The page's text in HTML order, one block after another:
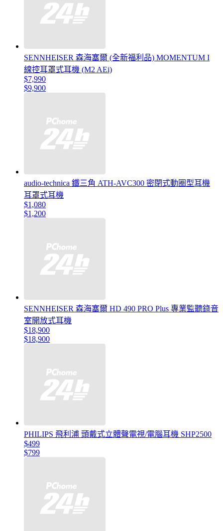
SENNHEISER 森海塞爾 (全新福利品) MOMENTUM I
線控耳罩式耳機 (M2 AEi)
$7,990
$9,900
audio-technica 鐵三角 ATH-AVC300 密閉式動圈型耳機
耳罩式耳機
$1,080
$1,200
SENNHEISER 森海塞爾 HD 490 PRO Plus 專業監聽錄音
室開放式耳機
$18,900
$18,900
PHILIPS 飛利浦 頭戴式立體聲電視/電腦耳機 SHP2500
$499
$799